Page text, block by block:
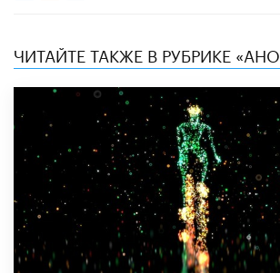
ЧИТАЙТЕ ТАКЖЕ В РУБРИКЕ